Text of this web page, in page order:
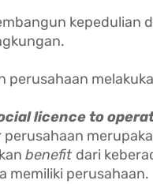
kepedulian
perusahaan
licence to
benefit dari
memiliki perusahaan.